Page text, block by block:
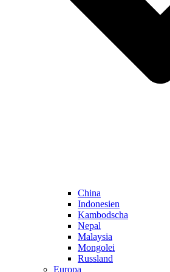
China
Indonesien
Kambodscha
Nepal
Malaysia
Mongolei
Russland
Europa